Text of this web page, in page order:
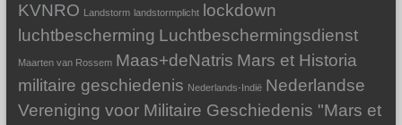
KVNRO Landstorm landstormplicht
lockdown
luchtbescherming Luchtbeschermingsdienst
Maarten van Rossem Maas+deNatris Mars et Historia
militaire geschiedenis Nederlands-Indië Nederlandse
Vereniging voor Militaire Geschiedenis "Mars et